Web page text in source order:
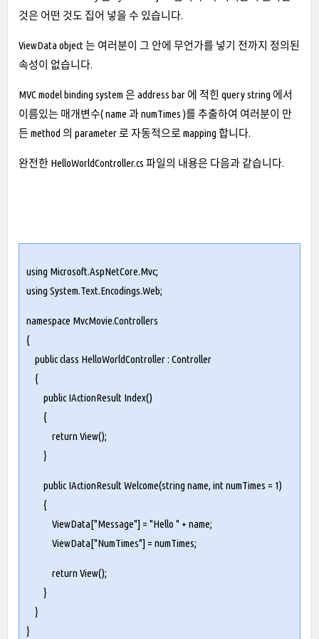
것은 어떤 것도 집어 넣을 수 있습니다.
ViewData object 는 여러분이 그 안에 무언가를 넣기 전까지 정의된
속성이 없습니다.
MVC model binding system 은 address bar 에 적힌 query string 에서
이름있는 매개변수( name 과 numTimes )를 추출하여 여러분이 만
든 method 의 parameter 로 자동적으로 mapping 합니다.
완전한 HelloWorldController.cs 파일의 내용은 다음과 같습니다.
using Microsoft.AspNetCore.Mvc;
using System.Text.Encodings.Web;
namespace MvcMovie.Controllers
{
public class HelloWorldController : Controller
{
public IActionResult Index()
{
return View();
}
public IActionResult Welcome(string name, int numTimes = 1)
{
ViewData["Message"] = "Hello " + name;
ViewData["NumTimes"] = numTimes;
return View();
}
}
}